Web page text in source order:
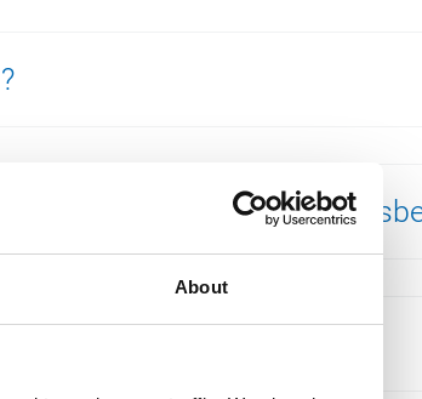
About
(persönlicher
geschützt?